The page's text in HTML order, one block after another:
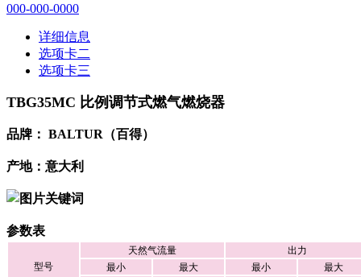
000-000-0000
详细信息
选项卡二
选项卡三
TBG35MC 比例调节式燃气燃烧器
品牌： BALTUR（百得）
产地：意大利
参数表
型号
天然气流量
出力
最小
最大 最小
最大